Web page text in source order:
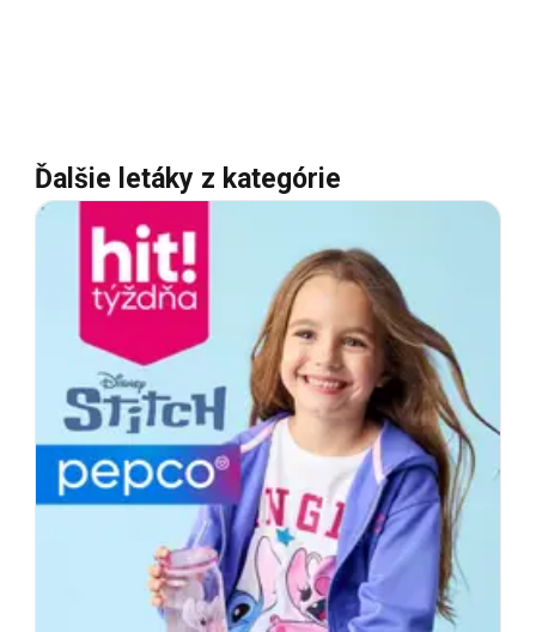
Ďalšie letáky z kategórie